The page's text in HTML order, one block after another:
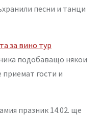
песни и танци
за вино тур
подобаващо някои
приемат гости и
празник 14.02. ще